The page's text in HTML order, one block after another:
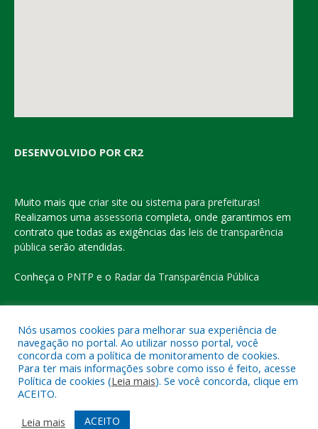
DESENVOLVIDO POR CR2
Muito mais que criar site ou sistema para prefeituras!
Realizamos uma assessoria completa, onde garantimos em
contrato que todas as exigências das leis de transparência
pública serão atendidas.
Conheça o PNTP e o Radar da Transparência Pública
Todos os direitos reservados a Prefeitura Municipal de Eldorado
do Carajás
Mapa do Site
Acessar o Webmail
Nós usamos cookies para melhorar sua experiência de
navegação no portal. Ao utilizar nosso portal, você
concorda com a política de monitoramento de cookies.
Para ter mais informações sobre como isso é feito, acesse
Política de cookies (Leia mais). Se você concorda, clique em
ACEITO.
Leia mais
ACEITO